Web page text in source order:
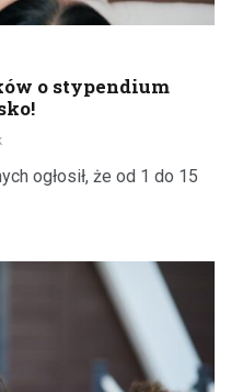
o stypendium
ogłosił, że od 1 do 15